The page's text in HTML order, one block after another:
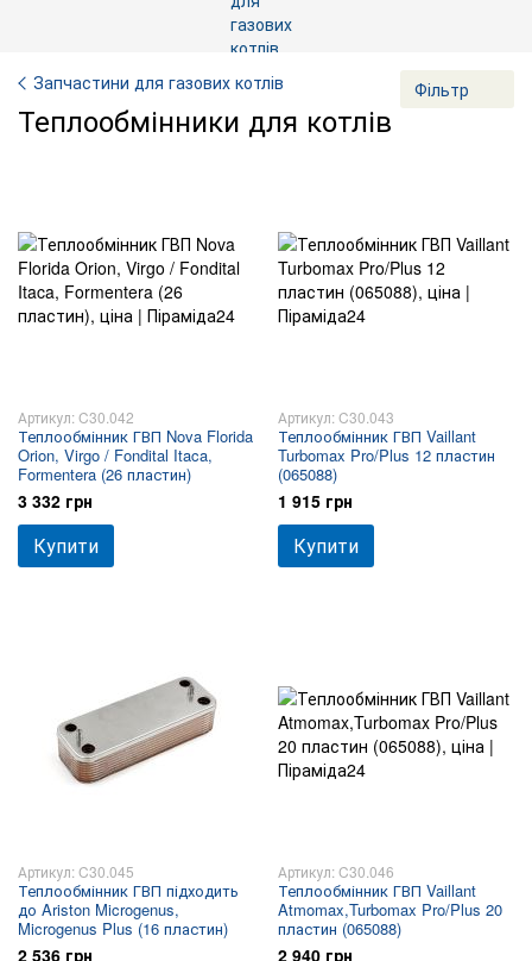
Фільтр
Запчастини для газових котлів
Теплообмінники для котлів
Артикул: C30.042
Теплообмінник ГВП Nova Florida
Orion, Virgo / Fondital Itaca,
Formentera (26 пластин)
3 332 грн
Купити
Артикул: C30.043
Теплообмінник ГВП Vaillant
Turbomax Pro/Plus 12 пластин
(065088)
1 915 грн
Купити
Артикул: C30.045
Теплообмінник ГВП підходить
до Ariston Microgenus,
Microgenus Plus (16 пластин)
2 536 грн
Артикул: C30.046
Теплообмінник ГВП Vaillant
Atmomax,Turbomax Pro/Plus 20
пластин (065088)
2 940 грн